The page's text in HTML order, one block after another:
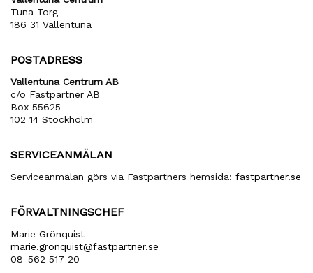
Tuna Torg
186 31 Vallentuna
POSTADRESS
Vallentuna Centrum AB
c/o Fastpartner AB
Box 55625
102 14 Stockholm
SERVICEANMÄLAN
Serviceanmälan görs via Fastpartners hemsida: fastpartner.se
FÖRVALTNINGSCHEF
Marie Grönquist
marie​.gronquist​@fastpartner​.se
08-562 517 20